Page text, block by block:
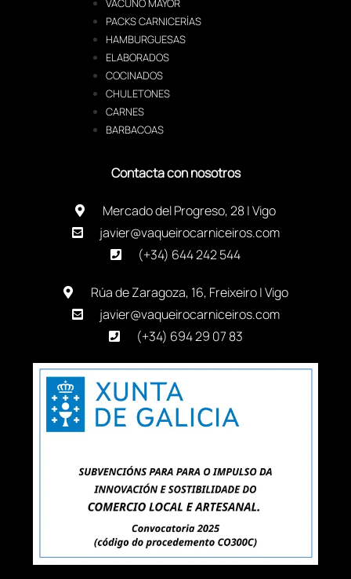
PACKS CARNICERÍAS
HAMBURGUESAS
ELABORADOS
COCINADOS
CHULETONES
CARNES
BARBACOAS
Contacta con nosotros
Mercado del Progreso, 28 | Vigo
javier@vaqueirocarniceiros.com
(+34) 644 242 544
Rúa de Zaragoza, 16, Freixeiro | Vigo
javier@vaqueirocarniceiros.com
(+34) 694 29 07 83